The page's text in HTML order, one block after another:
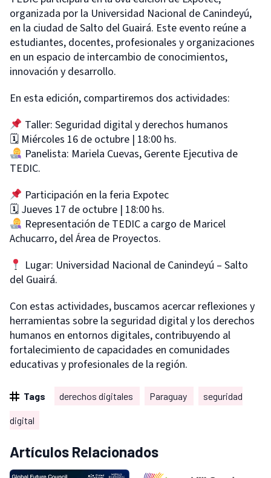
organizada por la Universidad Nacional de Canindeyú,
en la ciudad de Salto del Guairá. Este evento reúne a
estudiantes, docentes, profesionales y organizaciones
en un espacio de intercambio de conocimientos,
innovación y desarrollo.
En esta edición, compartiremos dos actividades:
Taller: Seguridad digital y derechos humanos
🗓 Miércoles 16 de octubre | 18:00 hs.
Panelista: Mariela Cuevas, Gerente Ejecutiva de
TEDIC.
Participación en la feria Expotec
🗓 Jueves 17 de octubre | 18:00 hs.
Representación de TEDIC a cargo de Maricel
Achucarro, del Área de Proyectos.
Lugar: Universidad Nacional de Canindeyú – Salto
del Guairá.
Con estas actividades, buscamos acercar reflexiones y
herramientas sobre la seguridad digital y los derechos
humanos en entornos digitales, contribuyendo al
fortalecimiento de capacidades en comunidades
educativas y profesionales de la región.
Tags derechos digitales Paraguay seguridad
digital
Artículos Relacionados